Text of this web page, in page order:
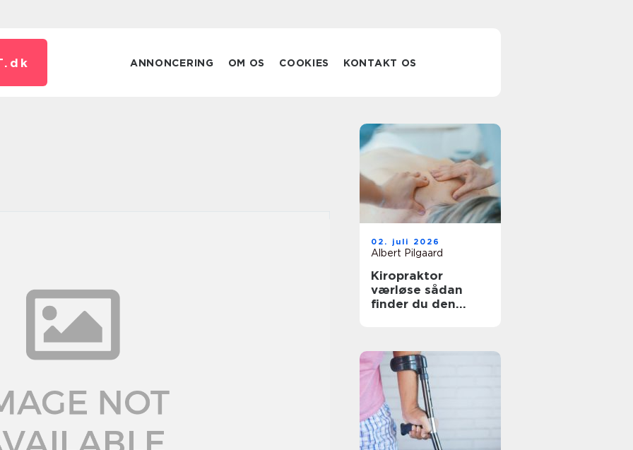
dk ANNONCERING OM OS COOKIES KONTAKT OS
02. juli 2026
Albert Pilgaard
Kiropraktor
værløse sådan
finder du den